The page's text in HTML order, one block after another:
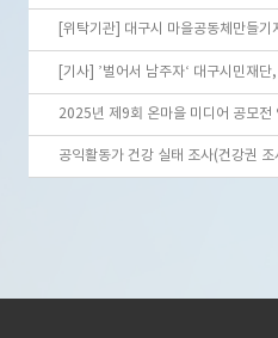
공익활동가 건강 실태 조사(건강권 조